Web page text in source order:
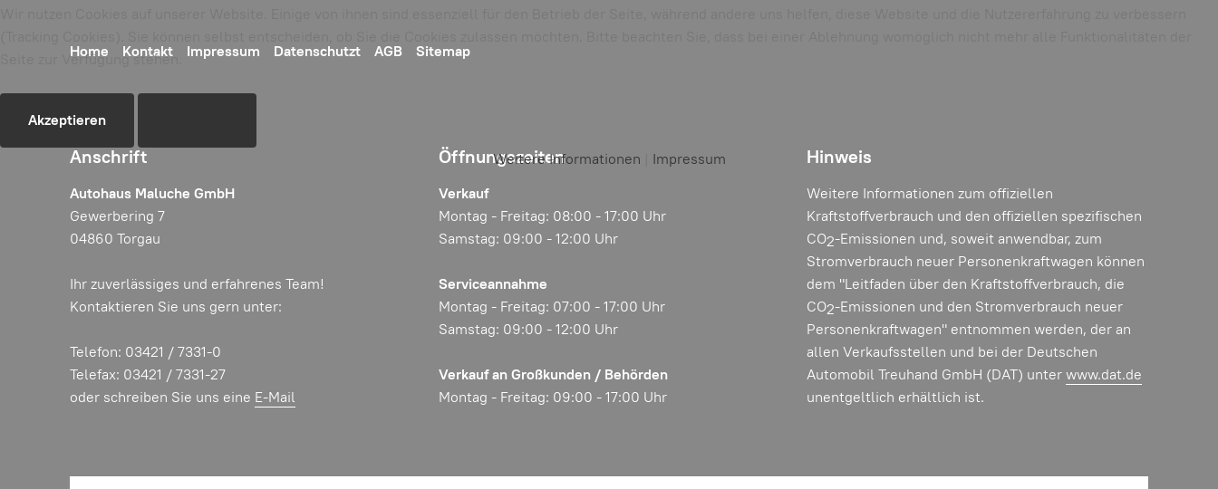
Home Kontakt Impressum Datenschutzt AGB Sitemap
Anschrift
Autohaus Maluche GmbH
Gewerbering 7
04860 Torgau
Ihr zuverlässiges und erfahrenes Team!
Kontaktieren Sie uns gern unter:
Telefon: 03421 / 7331-0
Telefax: 03421 / 7331-27
oder schreiben Sie uns eine E-Mail
Öffnungszeiten
Verkauf
Montag - Freitag: 08:00 - 17:00 Uhr
Samstag: 09:00 - 12:00 Uhr
Serviceannahme
Montag - Freitag: 07:00 - 17:00 Uhr
Samstag: 09:00 - 12:00 Uhr
Verkauf an Großkunden / Behörden
Montag - Freitag: 09:00 - 17:00 Uhr
Hinweis
Weitere Informationen zum offiziellen
Kraftstoffverbrauch und den offiziellen spezifischen
CO2-Emissionen und, soweit anwendbar, zum
Stromverbrauch neuer Personenkraftwagen können
dem "Leitfaden über den Kraftstoffverbrauch, die
CO2-Emissionen und den Stromverbrauch neuer
Personenkraftwagen" entnommen werden, der an
allen Verkaufsstellen und bei der Deutschen
Automobil Treuhand GmbH (DAT) unterwww.dat.de
unentgeltlich erhältlich ist.
Seite zur Verfügung stehen.
Akzeptieren
Weitere Informationen Impressum